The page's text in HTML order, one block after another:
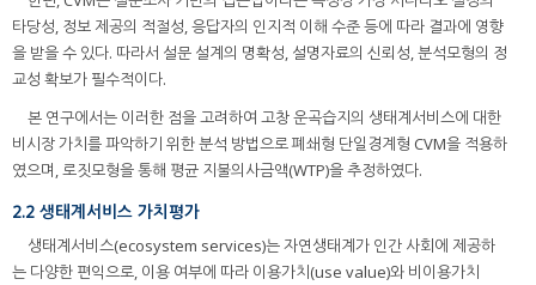
타당성, 정보 제공의 적절성, 응답자의 인지적 이해 수준 등에 따라 결과에 영향
을 받을 수 있다. 따라서 설문 설계의 명확성, 설명자료의 신뢰성, 분석모형의 정
교성 확보가 필수적이다.
본 연구에서는 이러한 점을 고려하여 고창 운곡습지의 생태계서비스에 대한
비시장 가치를 파악하기 위한 분석 방법으로 폐쇄형 단일경계형 CVM을 적용하
였으며, 로짓모형을 통해 평균 지불의사금액(WTP)을 추정하였다.
2.2 생태계서비스 가치평가
생태계서비스(ecosystem services)는 자연생태계가 인간 사회에 제공하
는 다양한 편익으로, 이용 여부에 따라 이용가치(use value)와 비이용가치